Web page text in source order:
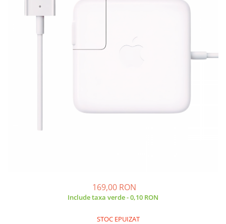
A2251 (Retina 13” 2020)
169,00 RON
Include taxa verde - 0,10 RON
STOC EPUIZAT